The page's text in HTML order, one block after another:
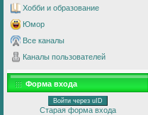
Хобби и образование
Юмор
Все каналы
Каналы пользователей
Форма входа
Войти через uID
Старая форма входа